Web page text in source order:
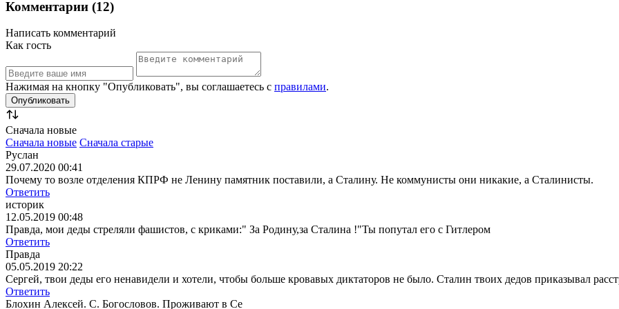
Комментарии (12)
Написать комментарий
Как гость
Нажимая на кнопку "Опубликовать", вы соглашаетесь с правилами.
Сначала новые
Сначала новые Сначала старые
Руслан
29.07.2020 00:41
Почему то возле отделения КПРФ не Ленину памятник поставили, а Сталину. Не коммунисты они никакие, а Сталинисты.
Ответить
историк
12.05.2019 00:48
Правда, мои деды стреляли фашистов, с криками:" За Родину,за Сталина !"Ты попутал его с Гитлером
Ответить
Правда
05.05.2019 20:22
Сергей, твои деды его ненавидели и хотели, чтобы больше кровавых диктаторов не было. Сталин твоих дедов приказывал
Ответить
Блохин Алексей. С. Богословов. Проживают в Се